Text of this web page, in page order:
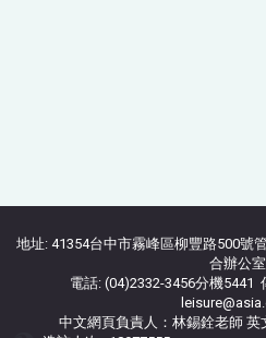
地址: 41354台中市霧峰區柳豐路500號
合辦公室
電話: (04)2332-3456分機5441
中文網頁負責人：林錫銓老師